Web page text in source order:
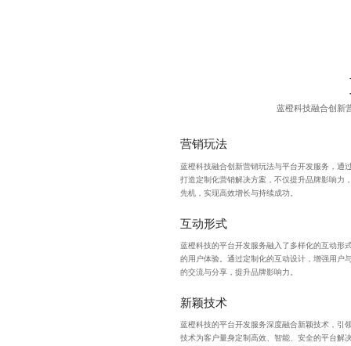
蓝橙科技融合创新
营销玩法
蓝橙科技融合创新营销玩法与平台开发服务，通
打造定制化营销解决方案，不仅提升品牌影响力
先机，实现高效增长与持续成功。
互动形式
蓝橙科技的平台开发服务融入了多样化的互动形
的用户体验。通过定制化的互动设计，增强用户
的交流与分享，提升品牌影响力。
新颖技术
蓝橙科技的平台开发服务深度融合新颖技术，引
技术为客户量身定制高效、智能、安全的平台解